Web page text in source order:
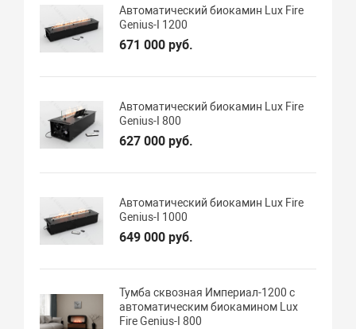
Автоматический биокамин Lux Fire
Genius-I 1200
671 000 руб.
Автоматический биокамин Lux Fire
Genius-I 800
627 000 руб.
Автоматический биокамин Lux Fire
Genius-I 1000
649 000 руб.
Тумба сквозная Империал-1200 с
автоматическим биокамином Lux
Fire Genius-I 800